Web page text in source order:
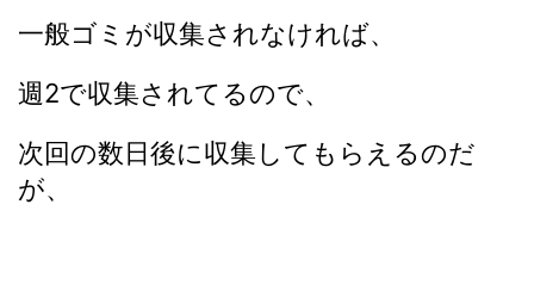
一般ゴミが収集されなければ、
週2で収集されてるので、
次回の数日後に収集してもらえるのだ
が、